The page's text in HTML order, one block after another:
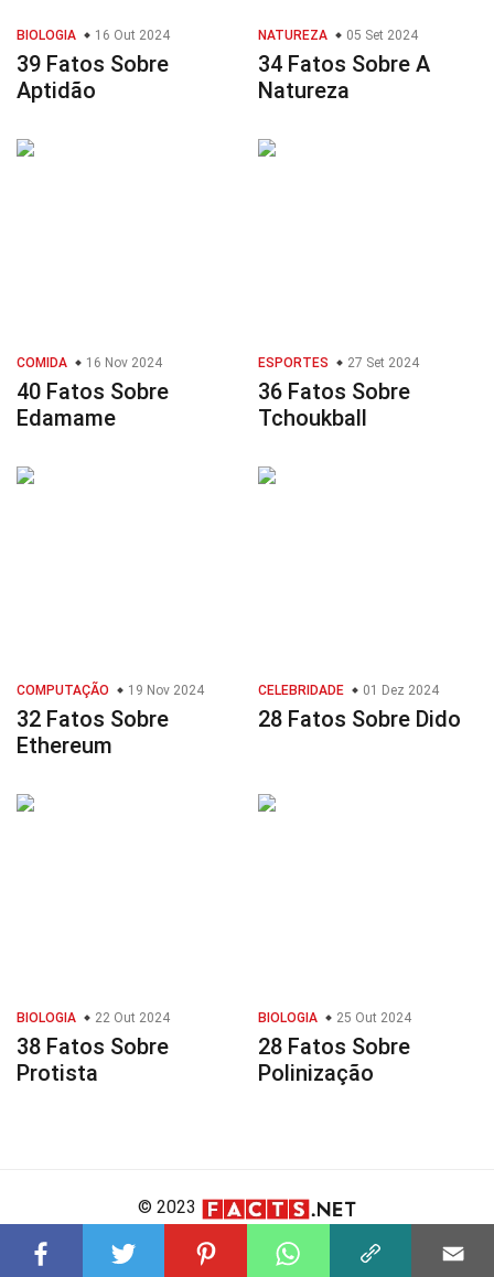
BIOLOGIA 16 Out 2024
39 Fatos Sobre
Aptidão
NATUREZA 05 Set 2024
34 Fatos Sobre A
Natureza
COMIDA 16 Nov 2024
40 Fatos Sobre
Edamame
ESPORTES 27 Set 2024
36 Fatos Sobre
Tchoukball
COMPUTAÇÃO 19 Nov 2024
32 Fatos Sobre
Ethereum
CELEBRIDADE 01 Dez 2024
28 Fatos Sobre Dido
BIOLOGIA 22 Out 2024
38 Fatos Sobre
Protista
BIOLOGIA 25 Out 2024
28 Fatos Sobre
Polinização
© 2023